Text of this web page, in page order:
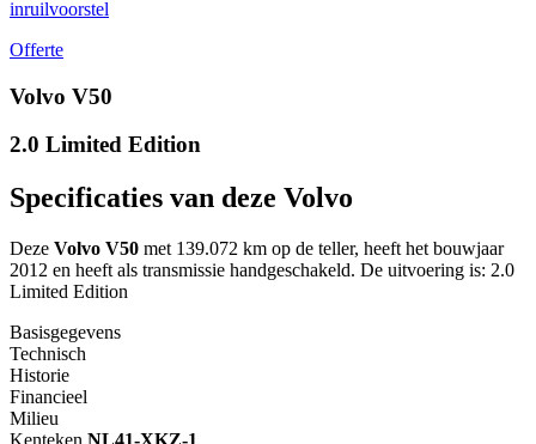
inruilvoorstel
Offerte
Volvo V50
2.0 Limited Edition
Specificaties van deze Volvo
Deze Volvo V50 met 139.072 km op de teller, heeft het bouwjaar
2012 en heeft als transmissie handgeschakeld. De uitvoering is: 2.0
Limited Edition
Basisgegevens
Technisch
Historie
Financieel
Milieu